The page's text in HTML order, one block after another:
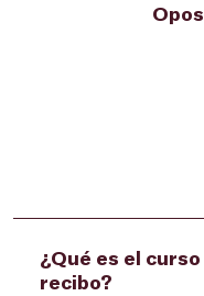
¿Qué es el
recibo?